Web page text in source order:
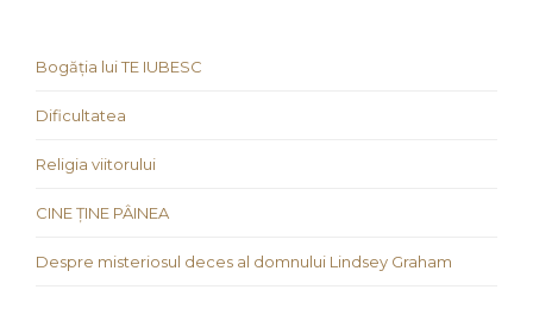
Bogăția lui TE IUBESC
Dificultatea
Religia viitorului
CINE ȚINE PÂINEA
Despre misteriosul deces al domnului Lindsey Graham